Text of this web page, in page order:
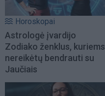
Horoskopai
Astrologė įvardijo
Zodiako ženklus, kuriems
nereikėtų bendrauti su
Jaučiais